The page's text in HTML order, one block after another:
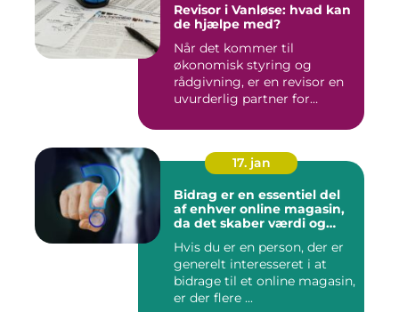
Revisor i Vanløse: hvad kan
de hjælpe med?
Når det kommer til
økonomisk styring og
rådgivning, er en revisor en
uvurderlig partner for
17. jan
Bidrag er en essentiel del
af enhver online magasin,
da det skaber værdi og
engagerer læsere og
bidragsydere
Hvis du er en person, der er
generelt interesseret i at
bidrage til et online magasin,
er der flere ...